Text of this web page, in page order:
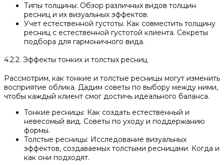
Типы толщины: Обзор различных видов толщин
ресниц и их визуальных эффектов.
Учет естественной густоты: Как совместить толщину
ресниц с естественной густотой клиента. Секреты
подбора для гармоничного вида.
4.2.2. Эффекты тонких и толстых ресниц
Рассмотрим, как тонкие и толстые ресницы могут изменить
восприятие облика. Дадим советы по выбору между ними,
чтобы каждый клиент смог достичь идеального баланса.
Тонкие ресницы: Как создать естественный и
невесомый вид. Советы по уходу и поддержанию
формы.
Толстые ресницы: Исследование визуальных
эффектов, создаваемых толстыми ресницами. Когда и
как они подходят.